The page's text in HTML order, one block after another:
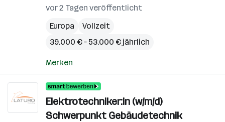
vor 2 Tagen veröffentlicht
Europa
Vollzeit
39.000 € – 53.000 € jährlich
Merken
Elektrotechniker:in (w/m/d)
Schwerpunkt Gebäudetechnik